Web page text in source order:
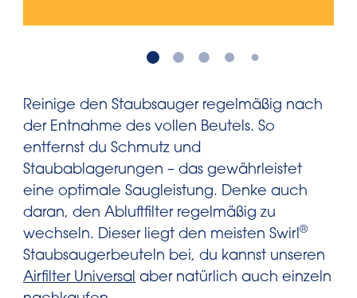
Reinige den Staubsauger regelmäßig nach
der Entnahme des vollen Beutels. So
entfernst du Schmutz und
Staubablagerungen – das gewährleistet
eine optimale Saugleistung. Denke auch
daran, den Abluftfilter regelmäßig zu
wechseln. Dieser liegt den meisten Swirl ®
Staubsaugerbeuteln bei, du kannst unseren
Airfilter Universal aber natürlich auch einzeln